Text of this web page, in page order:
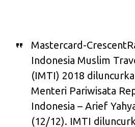
Mastercard-
Indonesia Muslim
(IMTI) 2018
Menteri Pariwisata
Indonesia – Arief
(12/12). IMTI